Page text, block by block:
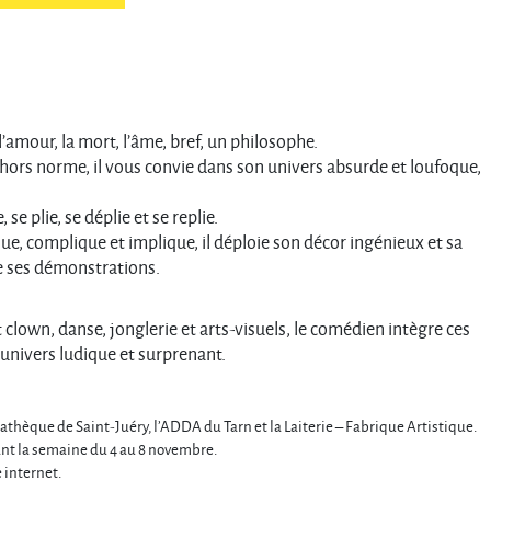
la mort, l’âme, bref, un philosophe.
norme, il vous convie dans son univers absurde et loufoque,
plie, se déplie et se replie.
complique et implique, il déploie son décor ingénieux et sa
ses démonstrations.
danse, jonglerie et arts-visuels, le comédien intègre ces
ludique et surprenant.
de Saint-Juéry, l’ADDA du Tarn etla Laiterie – Fabrique Artistique.
la semaine du 4 au 8 novembre.
internet.